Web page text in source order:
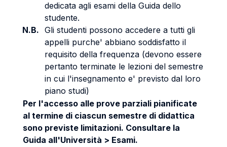
dedicata agli esami della Guida dello
studente.
N.B. Gli studenti possono accedere a tutti gli
appelli purche' abbiano soddisfatto il
requisito della frequenza (devono essere
pertanto terminate le lezioni del semestre
in cui l'insegnamento e' previsto dal loro
piano studi)
Per l'accesso alle prove parziali pianificate
al termine di ciascun semestre di didattica
sono previste limitazioni. Consultare la
Guida all'Università > Esami.